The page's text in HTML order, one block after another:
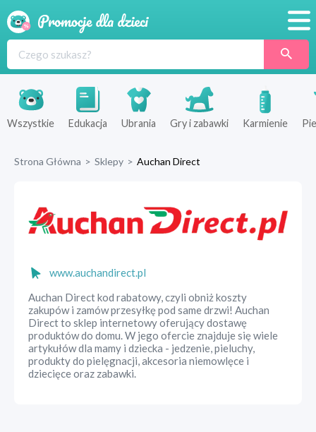
Produkty
Sklepy
Wszystkie Edukacja Ubrania Gry i zabawki Karmienie
Strona Główna > Sklepy > Auchan Direct
www.auchandirect.pl
Auchan Direct kod rabatowy, czyli obniż koszty
zakupów i zamów przesyłkę pod same drzwi! Auchan
Direct to sklep internetowy oferujący dostawę
produktów do domu. W jego ofercie znajduje się wiele
artykułów dla mamy i dziecka - jedzenie, pieluchy,
produkty do pielęgnacji, akcesoria niemowlęce i
dziecięce oraz zabawki.